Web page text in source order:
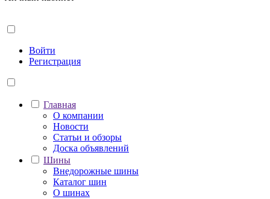
Войти
Регистрация
Главная
О компании
Новости
Статьи и обзоры
Доска объявлений
Шины
Внедорожные шины
Каталог шин
О шинах